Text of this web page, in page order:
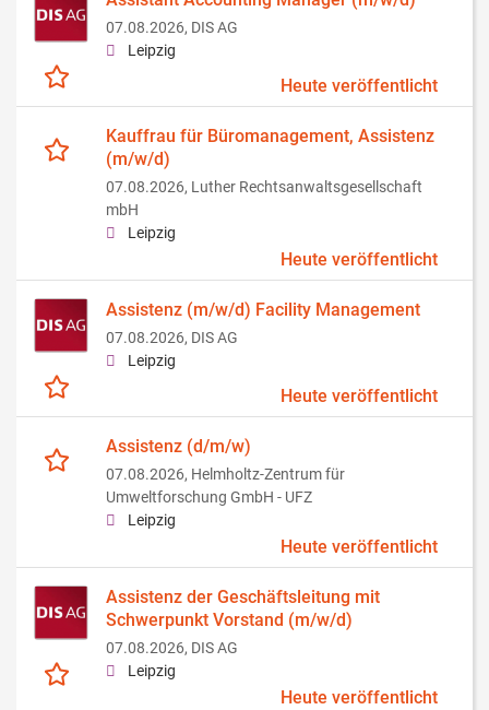
07.08.2026, DIS AG
Leipzig
Heute veröffentlicht
Kauffrau für Büromanagement, Assistenz
(m/w/d)
07.08.2026, Luther Rechtsanwaltsgesellschaft
mbH
Leipzig
Heute veröffentlicht
Assistenz (m/w/d) Facility Management
07.08.2026, DIS AG
Leipzig
Heute veröffentlicht
Assistenz (d/m/w)
07.08.2026, Helmholtz-Zentrum für
Umweltforschung GmbH - UFZ
Leipzig
Heute veröffentlicht
Assistenz der Geschäftsleitung mit
Schwerpunkt Vorstand (m/w/d)
07.08.2026, DIS AG
Leipzig
Heute veröffentlicht